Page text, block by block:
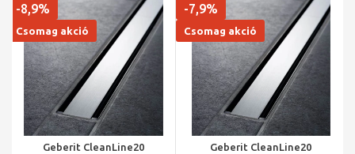
Geberit CleanLine20
-8,9%
Csomag akció
Geberit CleanLine20
-7,9%
Csomag akció